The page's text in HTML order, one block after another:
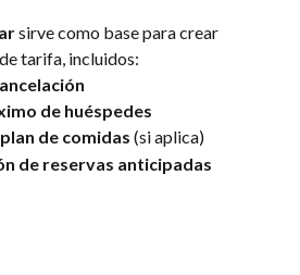
sirve como base para crear
tarifa, incluidos:
de huéspedes
de comidas (si aplica)
de reservas anticipadas